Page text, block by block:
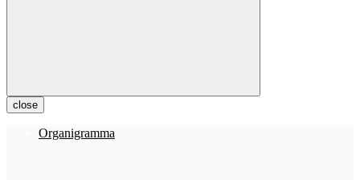
close
Organigramma